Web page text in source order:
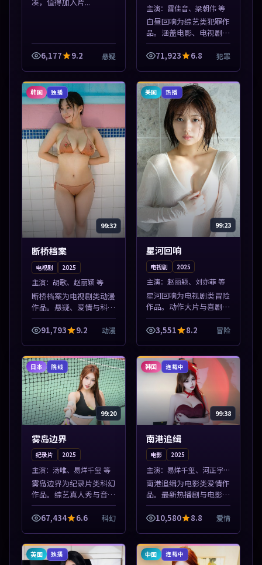
6,177 9.2 悬疑
主演： 雷佳音、梁朝伟 等
白昼回响为综艺类犯罪作
品。涵盖电影、电视剧与
综艺节目，国产精品与海
外佳作并陈，免费在线点
凑，值得加入片...
71,923 6.8 犯罪
韩国 独播
99:32
断桥档案
电视剧 2025
主演： 胡歌、赵丽颖 等
断桥档案为电视剧类动漫
作品。悬疑、爱情与科幻
类型齐全，热播榜单实时
刷新，沉浸式观影体验。
得加入片单。
91,793 9.2 动漫
美国 热播
99:23
星河回响
电视剧 2025
主演： 赵丽颖、刘亦菲 等
星河回响为电视剧类冒险
作品。动作大片与喜剧短
片搭配推荐，亚洲影视高
清站，流畅不卡顿。本片
入片单。
3,551 8.2 冒险
日本 院线
99:20
雾岛边界
纪录片 2025
主演： 汤唯、易烊千玺 等
雾岛边界为纪录片类科幻
作品。综艺真人秀与音乐
现场收录，亚洲影视平台
每日上新，轻松发现好
凑，值得加入片单...
67,434 6.6 科幻
韩国 连载中
99:38
南港追缉
电影 2025
主演： 易烊千玺、河正宇
等
南港追缉为电影类爱情作
品。最新热播剧与电影片
单推荐，高清画质流畅播
放，每日更新不错过精彩
凑，值得加入...
10,580 8.8 爱情
英国 独播 中国 连载中